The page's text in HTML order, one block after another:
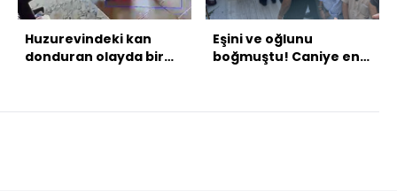
Huzurevindeki kan
donduran olayda bir
Eşini ve oğlunu
boğmuştu! Caniye en